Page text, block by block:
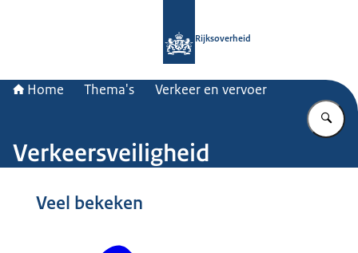
Rijksoverheid
Home Thema's Verkeer en vervoer
Verkeersveiligheid
Veel bekeken